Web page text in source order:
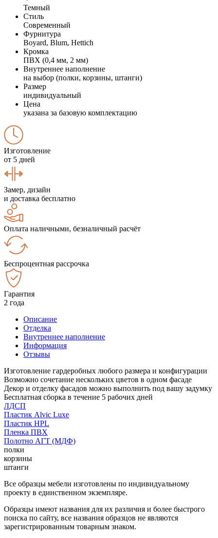
Темный
Стиль
Современный
Фурнитура
Boyard, Blum, Hettich
Кромка
ПВХ (0,4 мм, 2 мм)
Внутреннее наполнение
на выбор (полки, корзины, штанги)
Размер
индивидуальный
Цена
указана за базовую комплектацию
Изготовление
от 5 дней
Замер, дизайн
и доставка бесплатно
Оплата наличными, безналичный расчёт
Беспроцентная рассрочка
Гарантия
2 года
Описание
Отделка
Внутреннее наполнение
Информация
Отзывы
Изготовление гардеробных любого размера и конфигурации
Возможно сочетание нескольких цветов в одном фасаде
Декор и отделку фасадов можно выполнить под вашу задумку
Бесплатная сборка в течение 5 рабочих дней
ЛДСП
Пластик Alvic Luxe
Пластик HPL
Пленка ПВХ
Полотно АГТ (МДФ)
полки
корзины
штанги
Все образцы мебели изготовлены по индивидуальному
проекту в единственном экземпляре.
Образцы имеют названия для их различия и более быстрого
поиска по сайту, все названия образцов не являются
зарегистрированным товарным знаком.